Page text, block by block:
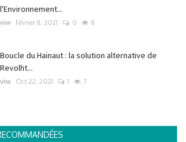
l'Environnement...
viw Février 8, 2021 0 8
Boucle du Hainaut : la solution alternative de
Revolht...
viw Oct 22, 2021 1 7